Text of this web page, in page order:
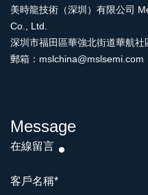
美時龍技術（深圳）有限公司
Co., Ltd.
深圳市福田區華強北街道華航
郵箱：mslchina@mslsemi.com
Message
在線留言
客戶名稱*